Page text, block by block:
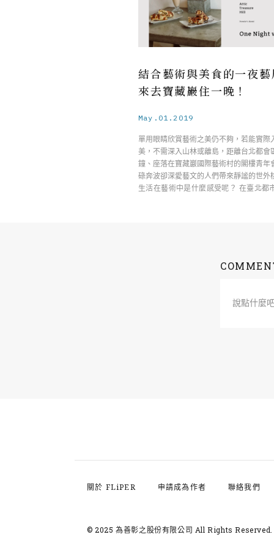
結合藝術與美食的一夜
來去寶藏巖住一晚！
May.01.2019
單用眼睛欣賞藝術之美仍不夠，若能實際
美，不需深入山林或離島，距離台北都會
鐘、座落在寶藏巖國際藝術村的閣樓青年
碌奔波卻深愛藝文的人們帶來靜謐的世外
生活在藝術中是什麼感受呢？ 在臺北都
說點什麼
關於 FLiPER 申請成為作者 聯絡我們
© 2025 為善彰之股份有限公司 All Rights Reserved.